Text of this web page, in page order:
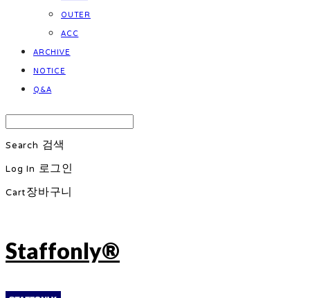
OUTER
ACC
ARCHIVE
NOTICE
Q&A
Search 검색
Log In 로그인
Cart장바구니
Staffonly®